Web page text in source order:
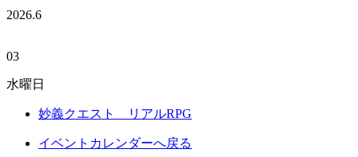
2026.6
03
水曜日
妙義クエスト リアルRPG
イベントカレンダーへ戻る